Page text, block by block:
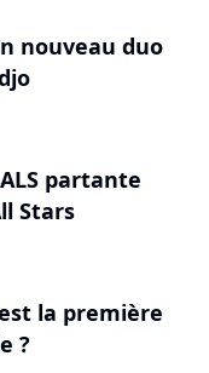
nouveau duo
partante
Stars
la première
?